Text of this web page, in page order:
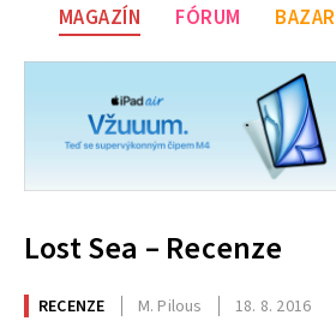
MAGAZÍN FÓRUM BAZAR
Lost Sea – Recenze
RECENZE M. Pilous 18. 8. 2016